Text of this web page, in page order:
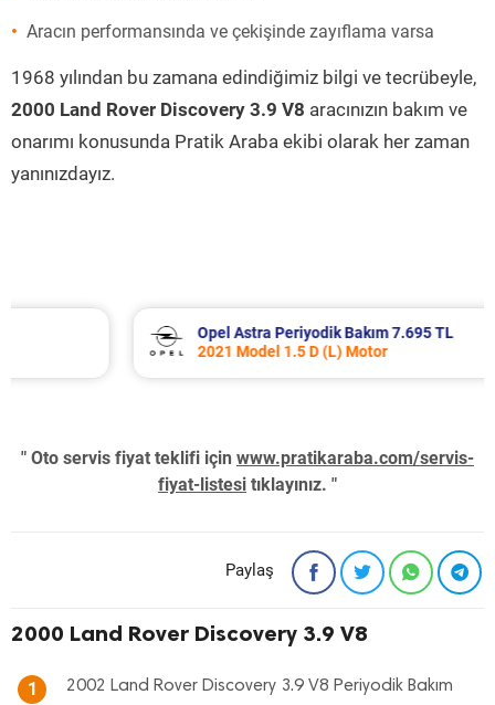
Aracın performansında ve çekişinde zayıflama varsa
1968 yılından bu zamana edindiğimiz bilgi ve tecrübeyle,
2000 Land Rover Discovery 3.9 V8 aracınızın bakım ve
onarımı konusunda Pratik Araba ekibi olarak her zaman
yanınızdayız.
Opel Astra Periyodik Bakım 7.695 TL
2021 Model 1.5 D (L) Motor
" Oto servis fiyat teklifi için www.pratikaraba.com/servis-
fiyat-listesi tıklayınız. "
Paylaş
2000 Land Rover Discovery 3.9 V8
1 2002 Land Rover Discovery 3.9 V8 Periyodik Bakım